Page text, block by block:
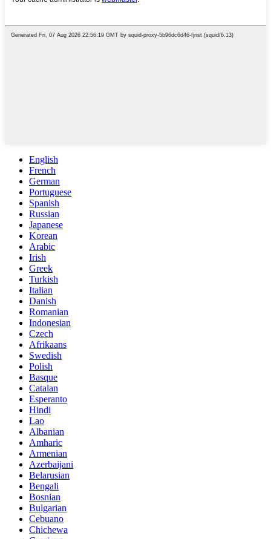
English
French
German
Portuguese
Spanish
Russian
Japanese
Korean
Arabic
Irish
Greek
Turkish
Italian
Danish
Romanian
Indonesian
Czech
Afrikaans
Swedish
Polish
Basque
Catalan
Esperanto
Hindi
Lao
Albanian
Amharic
Armenian
Azerbaijani
Belarusian
Bengali
Bosnian
Bulgarian
Cebuano
Chichewa